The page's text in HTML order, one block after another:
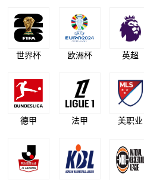
世界杯 欧洲杯 英超
德甲 法甲 美职业